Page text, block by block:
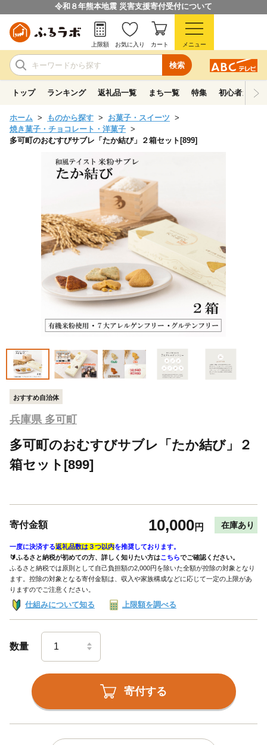
令和８年熊本地震 災害支援寄付受付について
検索
上限額 お気に入り カート メニュー
トップ ランキング 返礼品一覧 まち一覧 特集 初心者ガイド
ホーム ものから探す
お菓子・スイーツ
焼き菓子・チョコレート・洋菓子
多可町のおむすびサブレ「たか結び」２箱セット[899]
おすすめ自治体
兵庫県 多可町
多可町のおむすびサブレ「たか結び」２
箱セット[899]
寄付金額 10,000円 在庫あり
一度に決済する返礼品数は３つ以内を推奨しております。
🔰ふるさと納税が初めての方、詳しく知りたい方はこちらでご確認ください。
ふるさと納税では原則として自己負担額の2,000円を除いた全額が控除の対象となり
ます。控除の対象となる寄付金額は、収入や家族構成などに応じて一定の上限があ
りますのでご注意ください。
仕組みについて知る 上限額を調べる
数量
寄付する